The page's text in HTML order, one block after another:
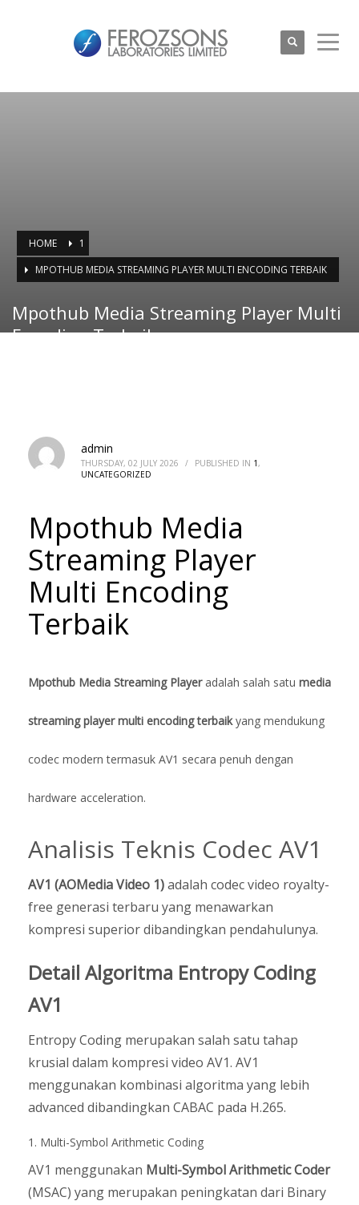
HOME
1
MPOTHUB MEDIA STREAMING PLAYER MULTI ENCODING TERBAIK
Mpothub Media Streaming Player Multi
Encoding Terbaik
admin
THURSDAY, 02 JULY 2026 / PUBLISHED IN 1,
UNCATEGORIZED
Mpothub Media
Streaming Player
Multi Encoding
Terbaik
Mpothub Media Streaming Playeradalah salah satu media
streaming player multi encoding terbaikyang mendukung
codec modern termasuk AV1 secara penuh dengan
hardware acceleration.
Analisis Teknis Codec AV1
AV1 (AOMedia Video 1)adalah codec video royalty-
free generasi terbaru yang menawarkan
kompresi superior dibandingkan pendahulunya.
Detail Algoritma Entropy Coding
AV1
Entropy Coding merupakan salah satu tahap
krusial dalam kompresi video AV1. AV1
menggunakan kombinasi algoritma yang lebih
advanced dibandingkan CABAC pada H.265.
1. Multi-Symbol Arithmetic Coding
AV1 menggunakan Multi-Symbol Arithmetic Coder
(MSAC) yang merupakan peningkatan dari Binary